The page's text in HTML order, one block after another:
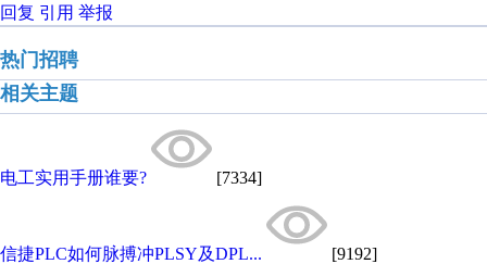
回复 引用 举报
热门招聘
相关主题
电工实用手册谁要? [7334]
信捷PLC如何脉搏冲PLSY及DPL... [9192]